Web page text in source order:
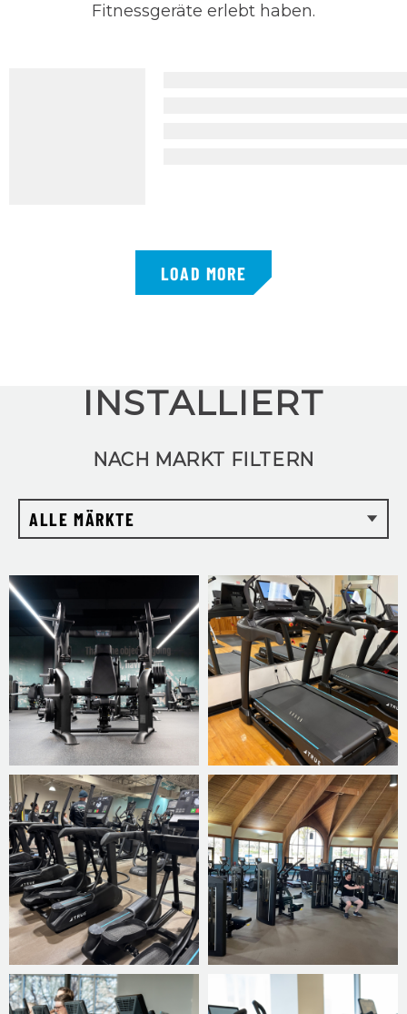
Fitnessgeräte erlebt haben.
LOAD MORE
INSTALLIERT
NACH MARKT FILTERN